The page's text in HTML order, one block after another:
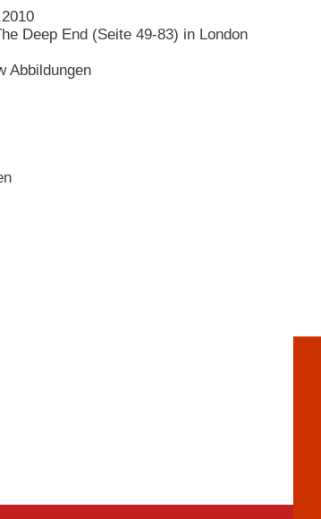
Deep End (Seite 49-83) in London
Abbildungen